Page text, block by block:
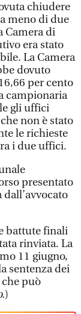
chiudere
meno di due
Camera di
era stato
La Camera
dovuto
per cento
campionaria
gli uffici
non è stato
le richieste
i due uffici.
presentato
battute finali
rinviata. La
11 giugno,
sentenza dei
può
)